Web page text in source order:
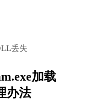
丢失
加载
办法